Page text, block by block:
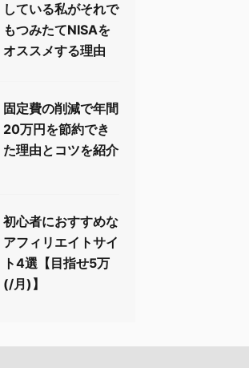
している私がそれで
もつみたてNISAを
オススメする理由
固定費の削減で年間
20万円を節約でき
た理由とコツを紹介
初心者におすすめな
アフィリエイトサイ
ト4選【目指せ5万
(/月)】